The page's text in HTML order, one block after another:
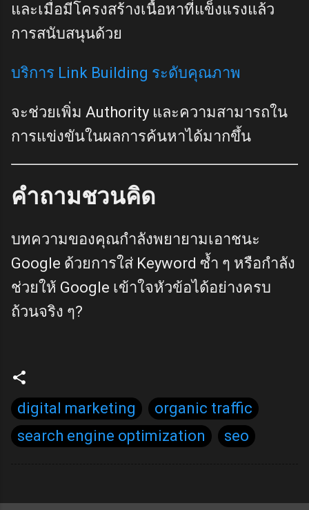
และเมื่อมีโครงสร้างเนื้อหาที่แข็งแรงแล้ว
การสนับสนุนด้วย
บริการ Link Building ระดับคุณภาพ
จะช่วยเพิ่ม Authority และความสามารถใน
การแข่งขันในผลการค้นหาได้มากขึ้น
คำถามชวนคิด
บทความของคุณกำลังพยายามเอาชนะ
Google ด้วยการใส่ Keyword ซ้ำ ๆ หรือกำลัง
ช่วยให้ Google เข้าใจหัวข้อได้อย่างครบ
ถ้วนจริง ๆ?
digital marketing
organic traffic
search engine optimization
seo